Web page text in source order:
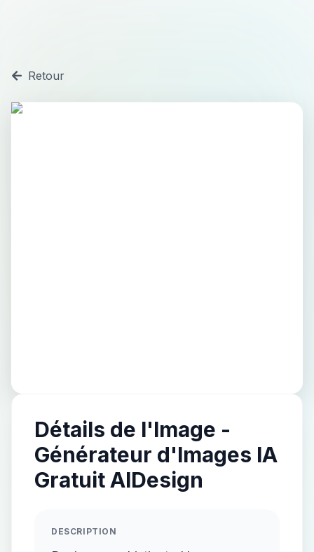
Retour
Détails de l'Image -
Générateur d'Images IA
Gratuit AIDesign
DESCRIPTION